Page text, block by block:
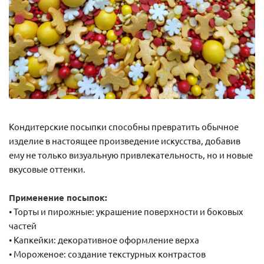
Кондитерские посыпки способны превратить обычное
изделие в настоящее произведение искусства, добавив
ему не только визуальную привлекательность, но и новые
вкусовые оттенки.
Применение посыпок:
• Торты и пирожные: украшение поверхности и боковых
частей
• Капкейки: декоративное оформление верха
• Мороженое: создание текстурных контрастов